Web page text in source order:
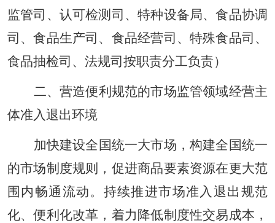
监管司、认可检测司、特种设备局、食品协调
司、食品生产司、食品经营司、特殊食品司、
食品抽检司、法规司按职责分工负责）
二、营造便利规范的市场监管领域经营主
体准入退出环境
加快建设全国统一大市场，构建全国统一
的市场制度规则，促进商品要素资源在更大范
围内畅通流动。持续推进市场准入退出规范
化、便利化改革，着力降低制度性交易成本，